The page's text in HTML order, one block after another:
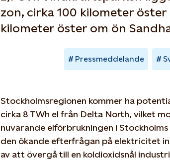
zon, cirka 100 kilometer
kilometer öster om ön
Pressmeddelande
Stockholmsregionen kommer ha
cirka 8 TWh el från Delta North, vilket
nuvarande elförbrukningen i
den ökande efterfrågan på elektricitet
av att övergå till en koldioxidsnål